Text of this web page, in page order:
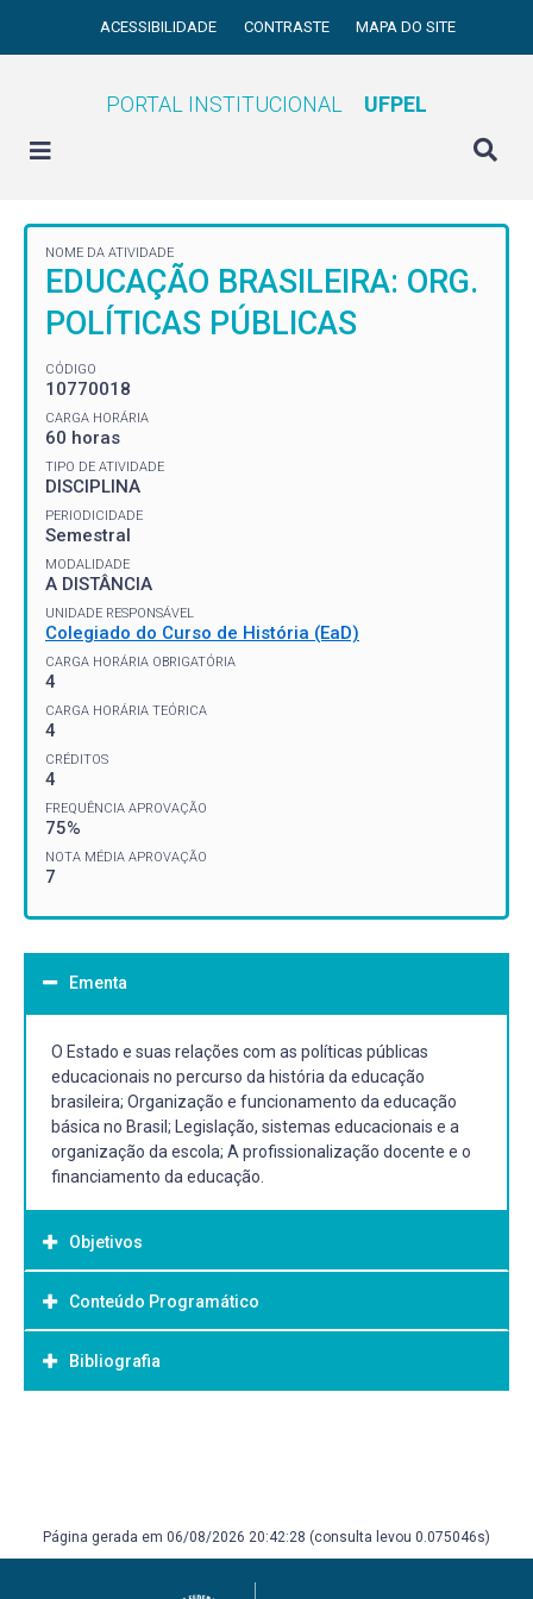
ACESSIBILIDADE CONTRASTE MAPA DO SITE
PORTAL INSTITUCIONAL UFPEL
NOME DA ATIVIDADE
EDUCAÇÃO BRASILEIRA: ORG.
POLÍTICAS PÚBLICAS
CÓDIGO
10770018
CARGA HORÁRIA
60 horas
TIPO DE ATIVIDADE
DISCIPLINA
PERIODICIDADE
Semestral
MODALIDADE
A DISTÂNCIA
UNIDADE RESPONSÁVEL
Colegiado do Curso de História (EaD)
CARGA HORÁRIA OBRIGATÓRIA
4
CARGA HORÁRIA TEÓRICA
4
CRÉDITOS
4
FREQUÊNCIA APROVAÇÃO
75%
NOTA MÉDIA APROVAÇÃO
7
Ementa
O Estado e suas relações com as políticas públicas
educacionais no percurso da história da educação
brasileira; Organização e funcionamento da educação
básica no Brasil; Legislação, sistemas educacionais e a
organização da escola; A profissionalização docente e o
financiamento da educação.
Objetivos
Objetivo Geral:
- Estudar a legislação, as políticas educacionais e a
realidade educacional na sua relação com a estrutura
- Analisar criticamente os fatos educacionais necessários
Conteúdo Programático
Bibliografia
de 2020. - BRASIL. Ministério da Educação. Diretrizes
Conselho Nacional de Educação, 2004. Disponível em:
Página gerada em 06/08/2026 20:42:28 (consulta levou 0.075046s)